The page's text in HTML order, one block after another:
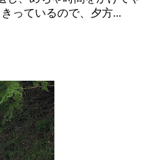
っているので、夕方...